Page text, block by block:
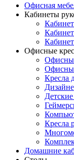
Офисная
Кабинеты
Офисные
Кресла
Кресла
Домашние